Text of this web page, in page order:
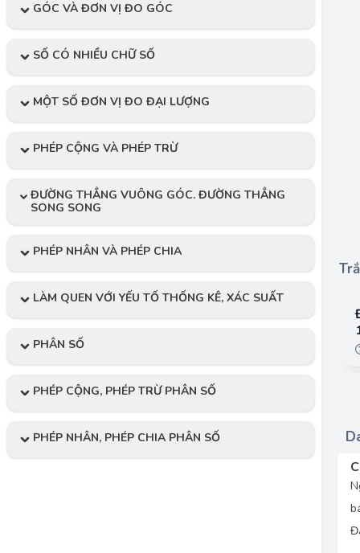
GÓC VÀ ĐƠN VỊ ĐO GÓC
SỐ CÓ NHIỀU CHỮ SỐ
MỘT SỐ ĐƠN VỊ ĐO ĐẠI LƯỢNG
PHÉP CỘNG VÀ PHÉP TRỪ
ĐƯỜNG THẲNG VUÔNG GÓC. ĐƯỜNG THẲNG
SONG SONG
PHÉP NHÂN VÀ PHÉP CHIA
LÀM QUEN VỚI YẾU TỐ THỐNG KÊ, XÁC SUẤT
PHÂN SỐ
PHÉP CỘNG, PHÉP TRỪ PHÂN SỐ
PHÉP NHÂN, PHÉP CHIA PHÂN SỐ